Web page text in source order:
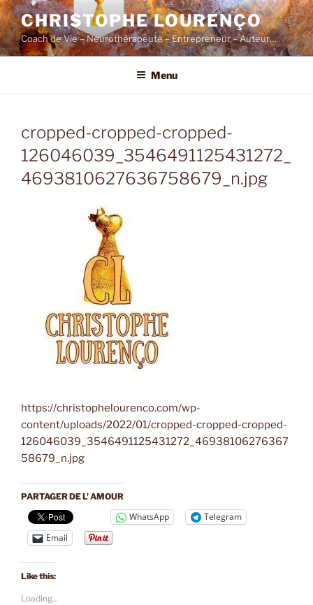
Skip
to
content
CHRISTOPHE LOURENÇO
Coach de Vie – Neurothérapeute – Entrepreneur – Auteur…
Menu
cropped-cropped-cropped-
126046039_3546491125431272_
4693810627636758679_n.jpg
https://christophelourenco.com/wp-
content/uploads/2022/01/cropped-cropped-cropped-
126046039_3546491125431272_46938106276367
58679_n.jpg
PARTAGER DE L' AMOUR
WhatsApp
Telegram
Email
Like this:
Loading...